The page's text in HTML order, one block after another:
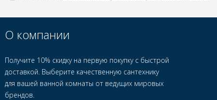
О компании
Получите 10% скидку на первую покупку с быстрой
доставкой. Выберите качественную сантехнику
для вашей ванной комнаты от ведущих мировых
брендов.